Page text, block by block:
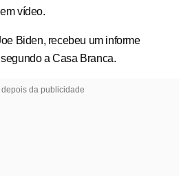
vídeo.
Biden, recebeu um informe
a Casa Branca.
da publicidade